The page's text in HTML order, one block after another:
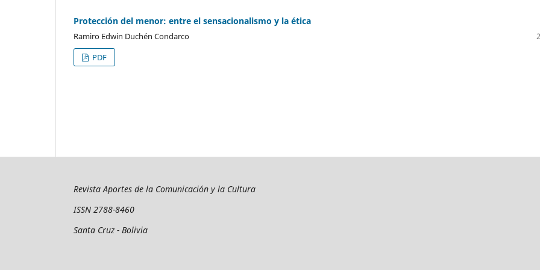
Protección del menor: entre el sensacionalismo y la ética
Ramiro Edwin Duchén Condarco
PDF
Revista Aportes de la Comunicación y la Cultura
ISSN 2788-8460
Santa Cruz - Bolivia